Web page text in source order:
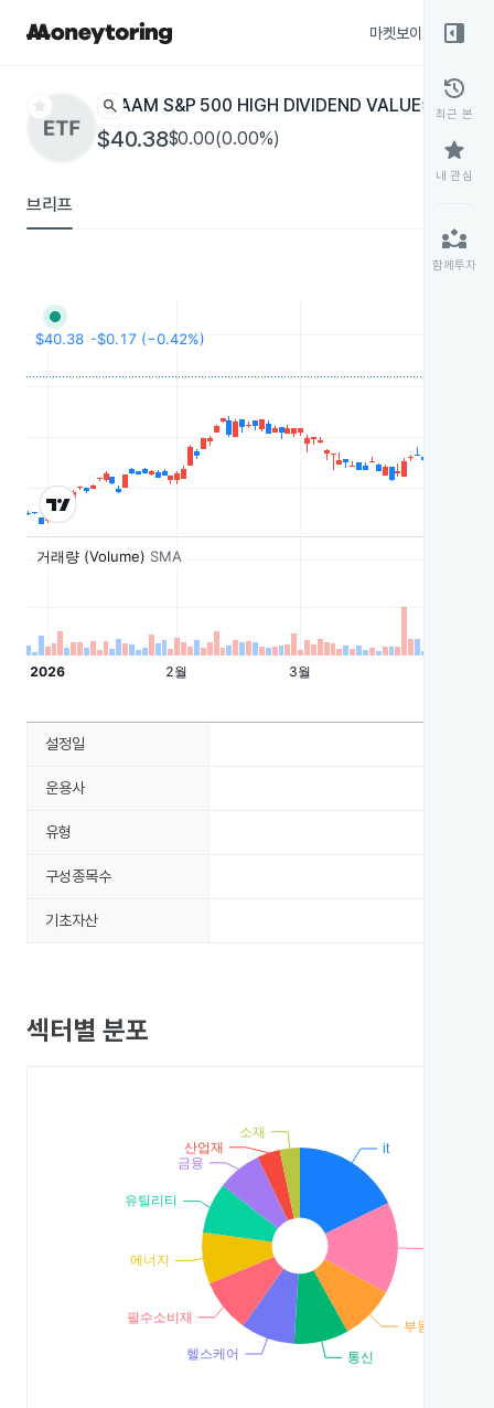
마켓보이스
star search AAM S&P 500 HIGH DIVIDEND VALUESPDV ETF
$40.38$0.00(0.00%)
브리프
right_panel_open
history
최근 본
star
내 관심
partner_exchange
함께투자